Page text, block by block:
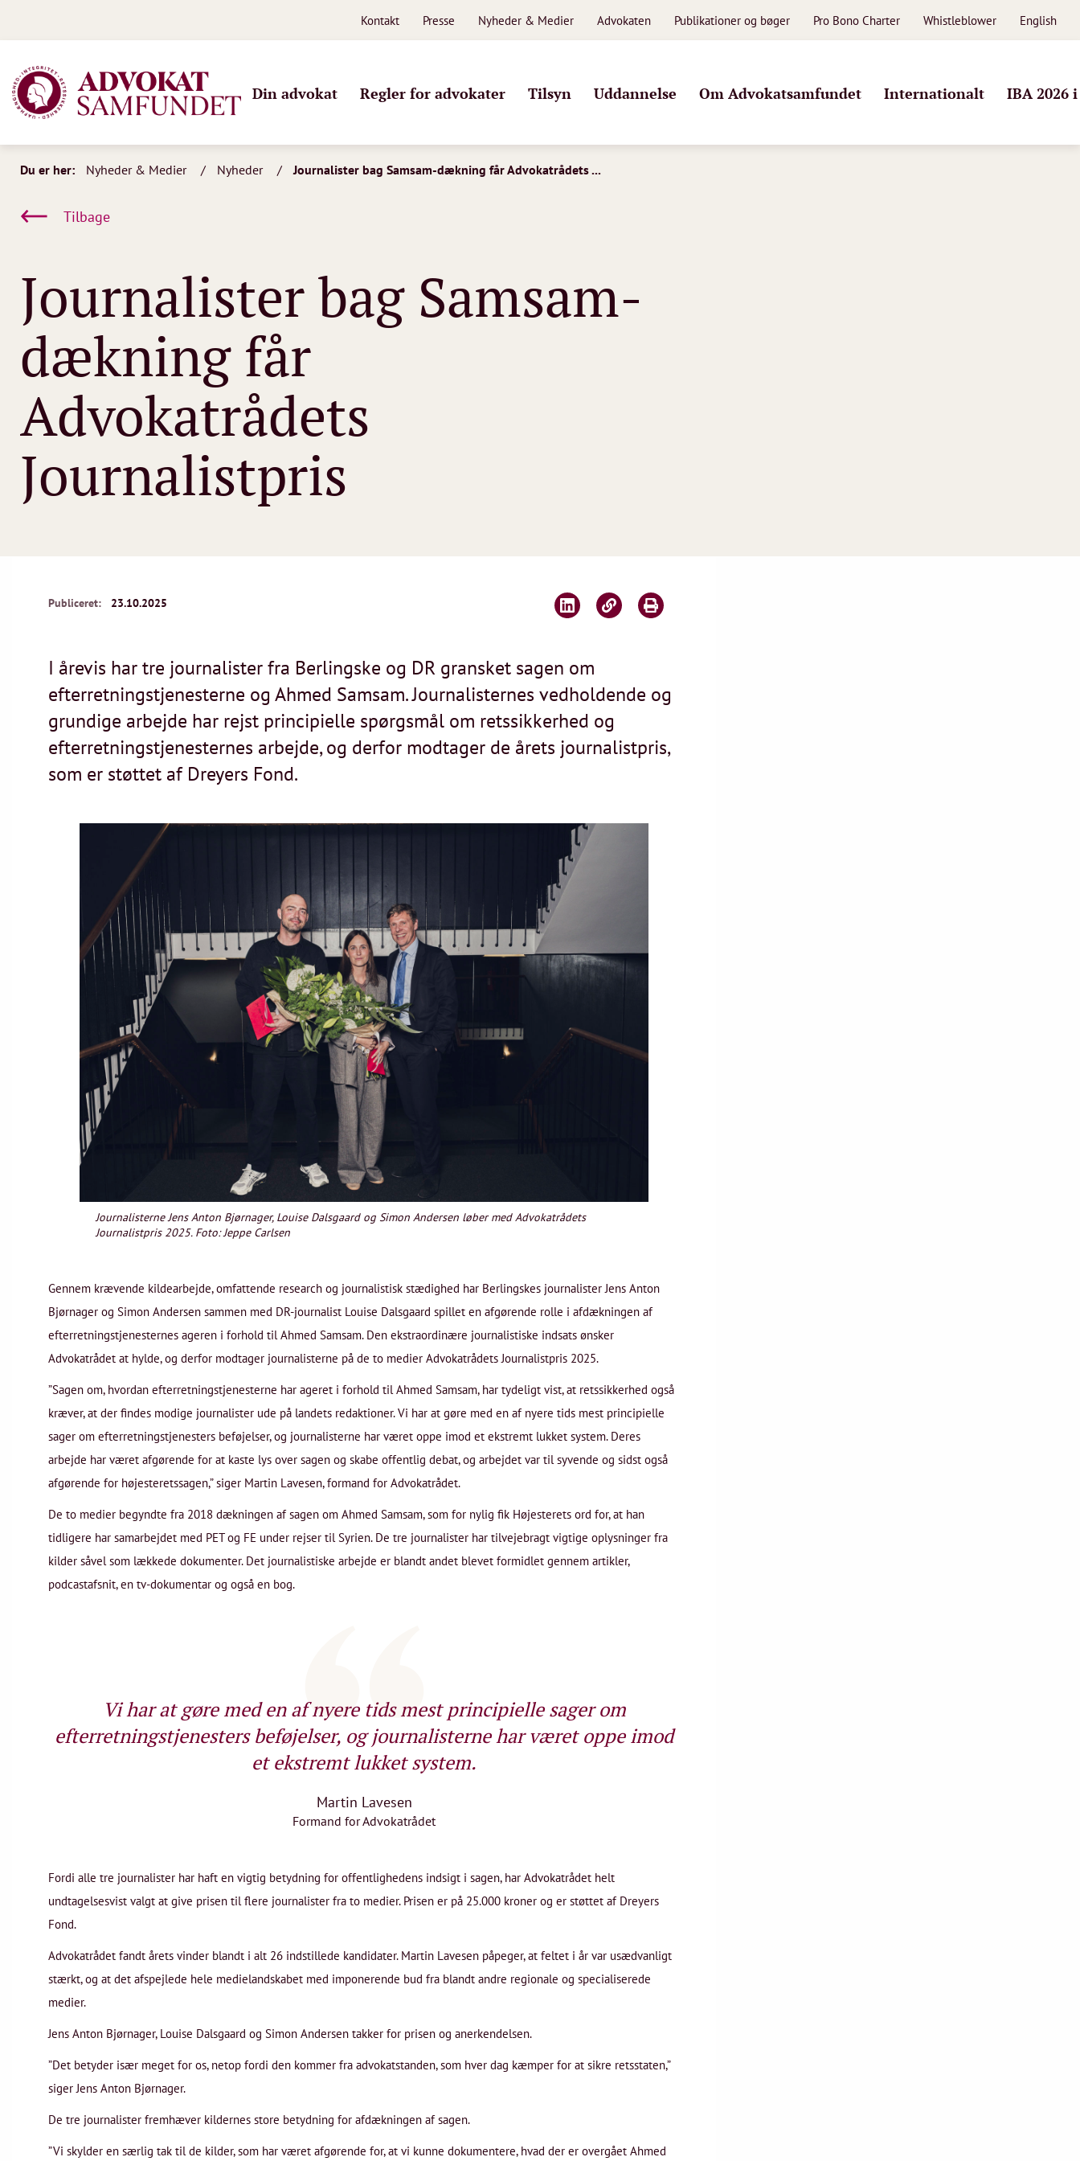
Kontakt Presse Nyheder & Medier Advokaten Publikationer og bøger Pro Bono Charter Whistleblower English
Din advokat Regler for advokater Tilsyn Uddannelse Om Advokatsamfundet Internationalt IBA 2026
Du er her: Nyheder & Medier Nyheder Journalister bag Samsam-dækning får Advokatrådets ...
Tilbage
Journalister bag Samsam-
dækning får
Advokatrådets
Journalistpris
Publiceret: 23.10.2025
I årevis har tre journalister fra Berlingske og DR gransket sagen om
efterretningstjenesterne og Ahmed Samsam. Journalisternes vedholdende og
grundige arbejde har rejst principielle spørgsmål om retssikkerhed og
efterretningstjenesternes arbejde, og derfor modtager de årets journalistpris,
som er støttet af Dreyers Fond.
Journalisterne Jens Anton Bjørnager, Louise Dalsgaard og Simon Andersen løber med Advokatrådets
Journalistpris 2025. Foto: Jeppe Carlsen
Gennem krævende kildearbejde, omfattende research og journalistisk stædighed har Berlingskes journalister Jens Anton
Bjørnager og Simon Andersen sammen med DR-journalist Louise Dalsgaard spillet en afgørende rolle i afdækningen af
efterretningstjenesternes ageren i forhold til Ahmed Samsam. Den ekstraordinære journalistiske indsats ønsker
Advokatrådet at hylde, og derfor modtager journalisterne på de to medier Advokatrådets Journalistpris 2025.
”Sagen om, hvordan efterretningstjenesterne har ageret i forhold til Ahmed Samsam, har tydeligt vist, at retssikkerhed også
kræver, at der findes modige journalister ude på landets redaktioner. Vi har at gøre med en af nyere tids mest principielle
sager om efterretningstjenesters beføjelser, og journalisterne har været oppe imod et ekstremt lukket system. Deres
arbejde har været afgørende for at kaste lys over sagen og skabe offentlig debat, og arbejdet var til syvende og sidst også
afgørende for højesteretssagen,” siger Martin Lavesen, formand for Advokatrådet.
De to medier begyndte fra 2018 dækningen af sagen om Ahmed Samsam, som for nylig fik Højesterets ord for, at han
tidligere har samarbejdet med PET og FE under rejser til Syrien. De tre journalister har tilvejebragt vigtige oplysninger fra
kilder såvel som lækkede dokumenter. Det journalistiske arbejde er blandt andet blevet formidlet gennem artikler,
podcastafsnit, en tv-dokumentar og også en bog.
Vi har at gøre med en af nyere tids mest principielle sager om
efterretningstjenesters beføjelser, og journalisterne har været oppe imod
et ekstremt lukket system.
Martin Lavesen
Formand for Advokatrådet
Fordi alle tre journalister har haft en vigtig betydning for offentlighedens indsigt i sagen, har Advokatrådet helt
undtagelsesvist valgt at give prisen til flere journalister fra to medier. Prisen er på 25.000 kroner og er støttet af Dreyers
Fond.
Advokatrådet fandt årets vinder blandt i alt 26 indstillede kandidater. Martin Lavesen påpeger, at feltet i år var usædvanligt
stærkt, og at det afspejlede hele medielandskabet med imponerende bud fra blandt andre regionale og specialiserede
medier.
Jens Anton Bjørnager, Louise Dalsgaard og Simon Andersen takker for prisen og anerkendelsen.
”Det betyder især meget for os, netop fordi den kommer fra advokatstanden, som hver dag kæmper for at sikre retsstaten,”
siger Jens Anton Bjørnager.
De tre journalister fremhæver kildernes store betydning for afdækningen af sagen.
”Vi skylder en særlig tak til de kilder, som har været afgørende for, at vi kunne dokumentere, hvad der er overgået Ahmed